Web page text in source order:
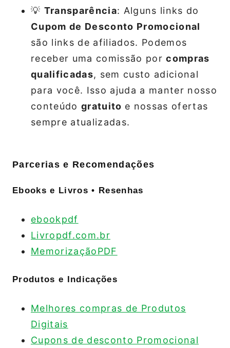
💡 Transparência: Alguns links do
Cupom de Desconto Promocional
são links de afiliados. Podemos
receber uma comissão porcompras
qualificadas, sem custo adicional
para você. Isso ajuda a manter nosso
conteúdo gratuito e nossas ofertas
sempre atualizadas.
Parcerias e Recomendações
Ebooks e Livros • Resenhas
ebookpdf
Livropdf.com.br
MemorizaçãoPDF
Produtos e Indicações
Melhores compras de Produtos
Digitais
Cupons de desconto Promocional